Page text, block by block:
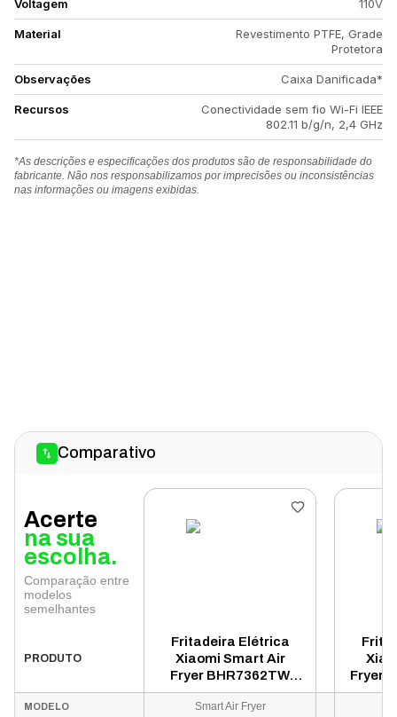
Voltagem 110V
Material
Revestimento PTFE, Grade
Protetora
Observações Caixa Danificada*
Recursos
Conectividade sem fio Wi-Fi IEEE
802.11 b/g/n, 2,4 GHz
*As descrições e especificações dos produtos são de responsabilidade do
fabricante. Não nos responsabilizamos por imprecisões ou inconsistências
nas informações ou imagens exibidas.
Comparativo
Acerte
na sua
escolha.
Comparação entre
modelos
semelhantes
PRODUTO
Fritadeira Elétrica
Xiaomi Smart Air
Fryer BHR7362TW
6.5L Wi-Fi 110V - Preto
(Caixa Danificada)
Fryer
MODELO Smart Air Fryer